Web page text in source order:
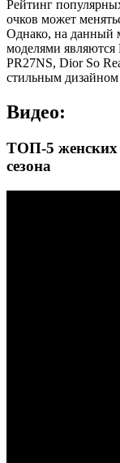
Рейтинг
очков может
Однако, на данный
моделями являются
PR27NS, Dior So
стильным
Видео:
ТОП-5 женских
сезона